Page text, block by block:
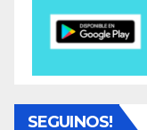
SEGUINOS!